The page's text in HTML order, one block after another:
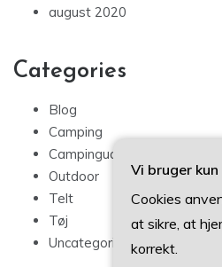
august 2020
Categories
Blog
Camping
Campingudstyr
Outdoor
Telt
Tøj
Uncategorized
Vi bruger
Cookies
at sikre, at
korrekt.